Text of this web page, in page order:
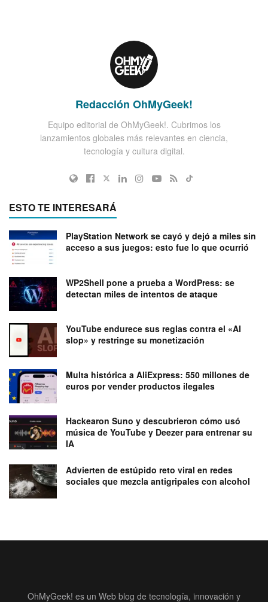
Redacción OhMyGeek!
Equipo editorial de OhMyGeek!. Cubrimos los
lanzamientos globales más relevantes en ciencia,
tecnología y cultura digital.
ESTO TE INTERESARÁ
PlayStation Network se cayó y dejó a miles sin
acceso a sus juegos: esto fue lo que ocurrió
WP2Shell pone a prueba a WordPress: se
detectan miles de intentos de ataque
YouTube endurece sus reglas contra el «AI
slop» y restringe su monetización
Multa histórica a AliExpress: 550 millones de
euros por vender productos ilegales
Hackearon Suno y descubrieron cómo usó
música de YouTube y Deezer para entrenar su
IA
Advierten de estúpido reto viral en redes
sociales que mezcla antigripales con alcohol
OhMyGeek! es un Web blog de tecnología, innovación y